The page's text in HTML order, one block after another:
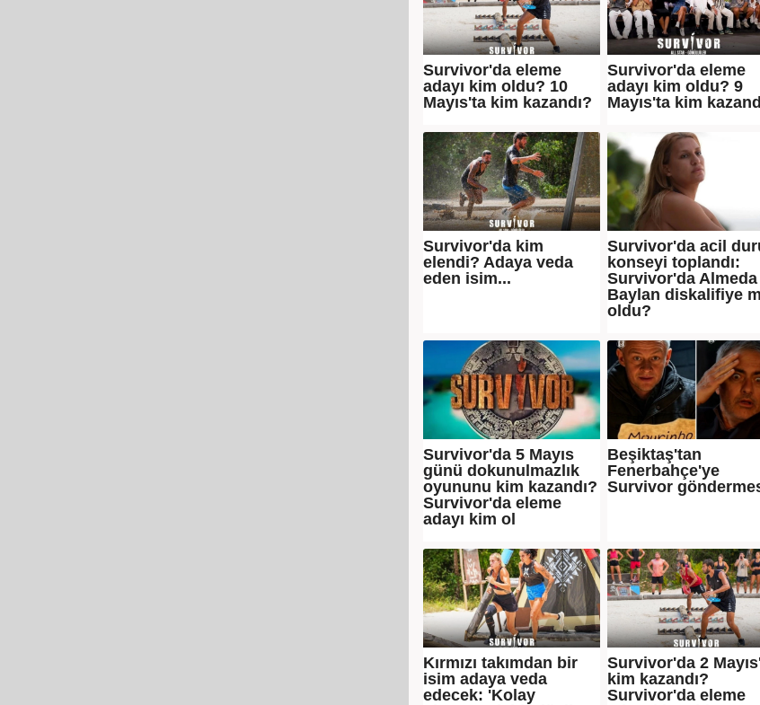
Survivor'da eleme
adayı kim oldu? 10
Mayıs'ta kim kazandı?
Survivor'da eleme
adayı kim oldu? 9
Mayıs'ta kim
Survivor'da kim
elendi? Adaya veda
eden isim...
Survivor'da acil
konseyi toplandı:
Survivor'da Almeda
Baylan diskalifiye
oldu?
Survivor'da 5 Mayıs
günü dokunulmazlık
oyununu kim kazandı?
Survivor'da eleme
adayı kim ol
Beşiktaş'tan
Fenerbahçe'ye
Survivor
Kırmızı takımdan bir
isim adaya veda
edecek: 'Kolay
Survivor'da 2
kim kazandı?
Survivor'da eleme